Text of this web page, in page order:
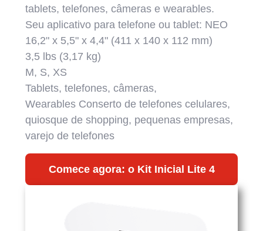
tablets, telefones, câmeras e wearables.
Seu aplicativo para telefone ou tablet: NEO
16,2" x 5,5" x 4,4" (411 x 140 x 112 mm)
3,5 lbs (3,17 kg)
M, S, XS
Tablets, telefones, câmeras,
Wearables Conserto de telefones celulares,
quiosque de shopping, pequenas empresas,
varejo de telefones
Comece agora: o Kit Inicial Lite 4